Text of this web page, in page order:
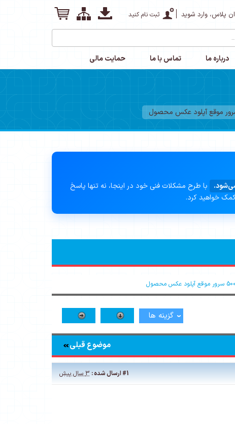
پلاس، وارد شوید ثبت نام کنید
درباره ما تماس با ما حمایت مالی
با طرح مشکلات فنی خود در اینجا، نه تنها پاسخ
خواهید کرد.
گزینه ها
موضوع قبلی
#1ارسال شده : 3 سال پیش